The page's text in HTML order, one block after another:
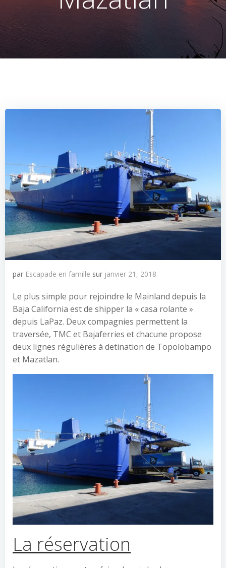
par Escapade en famille sur janvier 21, 2018
Le plus simple pour rejoindre le Mainland depuis la
Baja California est de shipper la « casa rolante »
depuis LaPaz. Deux compagnies permettent la
traversée, TMC et Bajaferries et chacune propose
deux lignes régulières à detination de Topolobampo
et Mazatlan.
La réservation